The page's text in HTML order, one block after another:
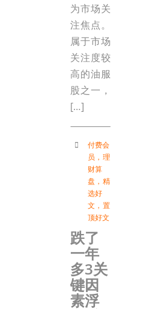
为市场关
注焦点。
属于市场
关注度较
高的油服
股之一，
[…]
付费会
员 ， 理
财算
盘 ， 精
选好
文 ， 置
顶好文
跌了
一年
多3关
键因
素浮